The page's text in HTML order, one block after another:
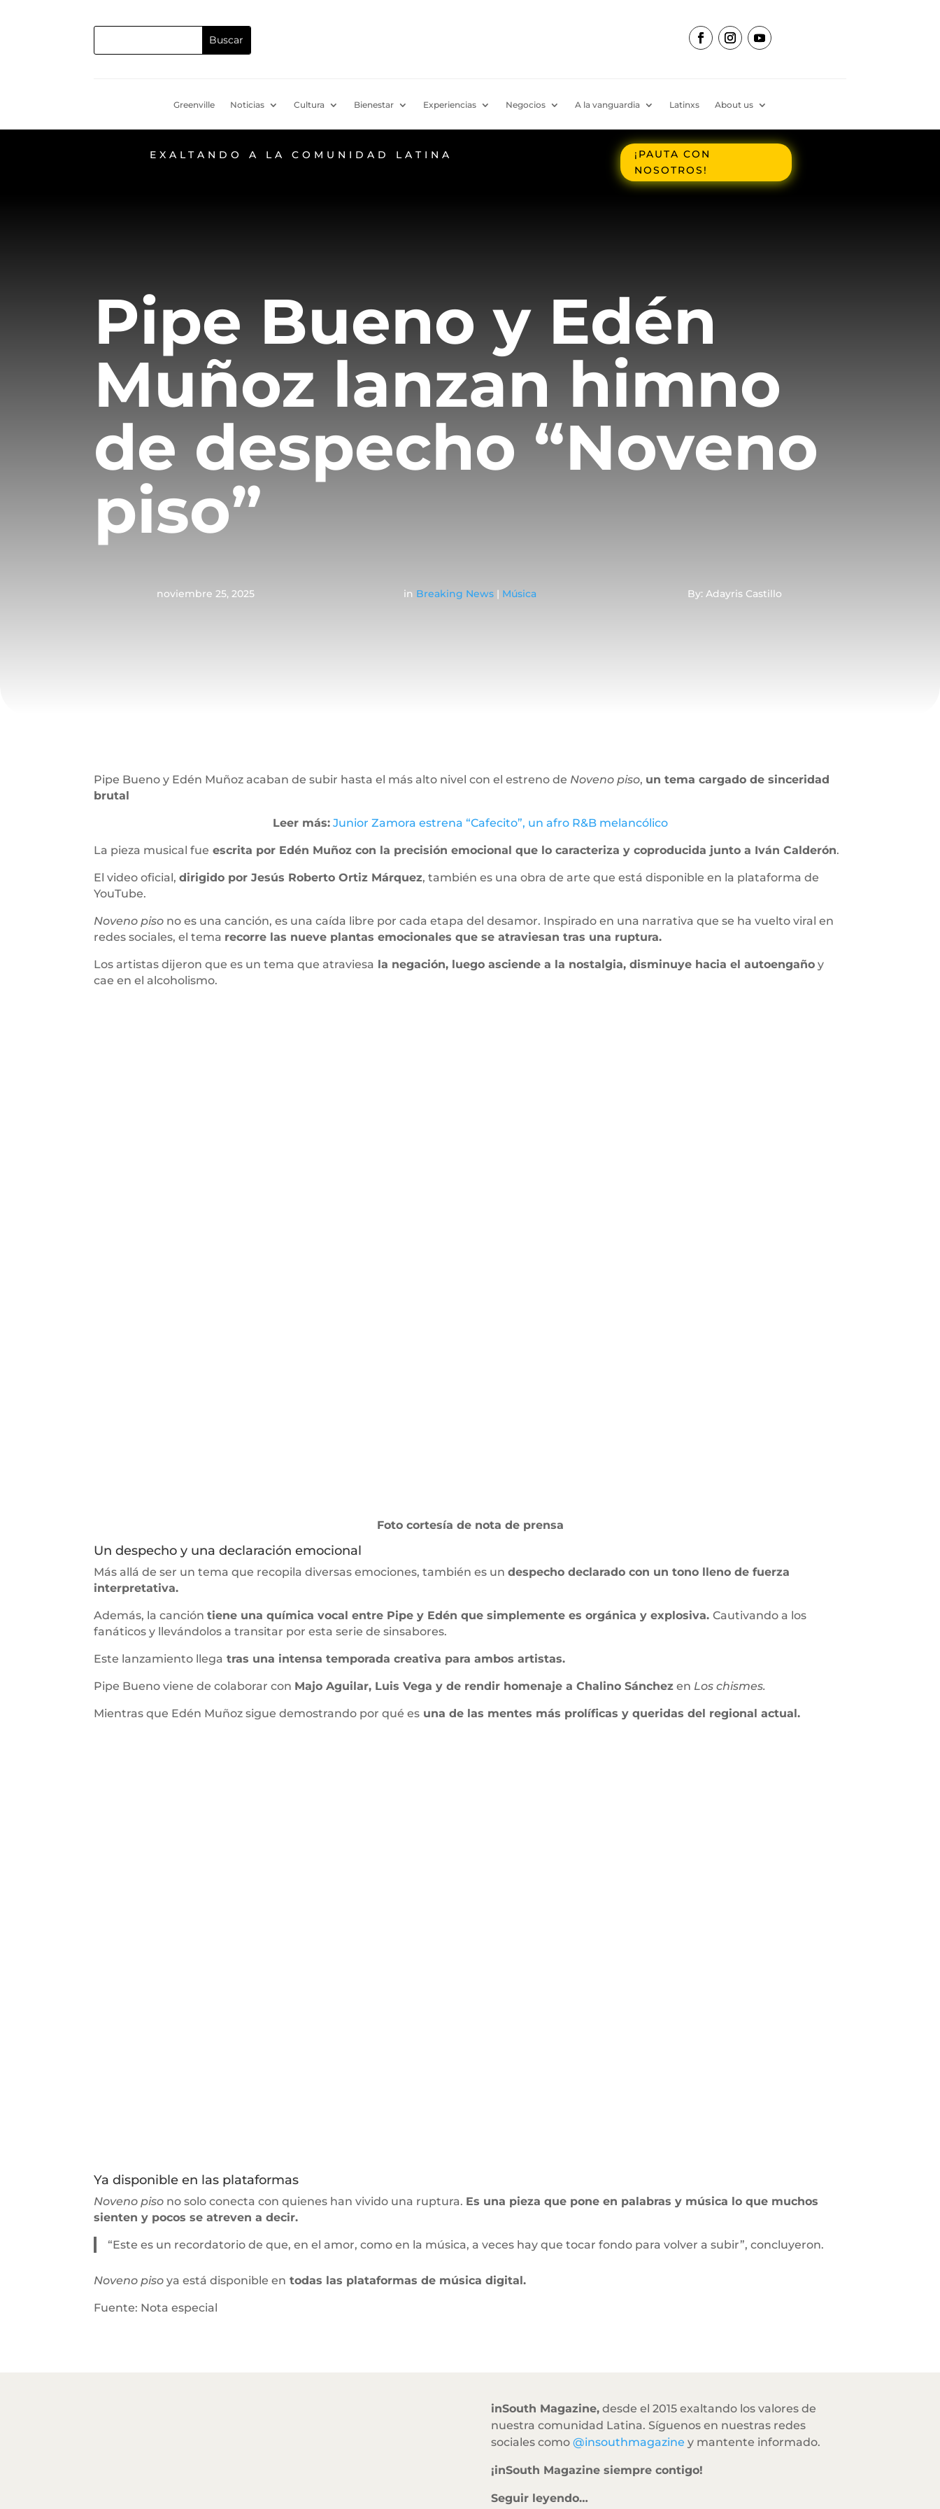
Greenville Noticias Cultura Bienestar Experiencias Negocios A la vanguardia Latinxs About us
EXALTANDO A LA COMUNIDAD LATINA
¡PAUTA CON
NOSOTROS!
Pipe Bueno y Edén
Muñoz lanzan himno
de despecho “Noveno
piso”
noviembre 25, 2025 in Breaking News| Música By: Adayris Castillo
Pipe Bueno y Edén Muñoz acaban de subir hasta el más alto nivel con el estreno de Noveno piso, un tema cargado de sinceridad
brutal
Leer más: Junior Zamora estrena “Cafecito”, un afro R&B melancólico
La pieza musical fue escrita por Edén Muñoz con la precisión emocional que lo caracteriza y coproducida junto a Iván Calderón.
El video oficial,dirigido por Jesús Roberto Ortiz Márquez, también es una obra de arte que está disponible en la plataforma de
YouTube.
Noveno piso no es una canción, es una caída libre por cada etapa del desamor. Inspirado en una narrativa que se ha vuelto viral en
redes sociales, el tema recorre las nueve plantas emocionales que se atraviesan tras una ruptura.
Los artistas dijeron que es un tema que atraviesa la negación, luego asciende a la nostalgia, disminuye hacia el autoengaño y
cae en el alcoholismo.
Foto cortesía de nota de prensa
Un despecho y una declaración emocional
Más allá de ser un tema que recopila diversas emociones, también es undespecho declarado con un tono lleno de fuerza
interpretativa.
Además, la cancióntiene una química vocal entre Pipe y Edén que simplemente es orgánica y explosiva.Cautivando a los
fanáticos y llevándolos a transitar por esta serie de sinsabores.
Este lanzamiento llega tras una intensa temporada creativa para ambos artistas.
Pipe Bueno viene de colaborar con Majo Aguilar, Luis Vega y de rendir homenaje a Chalino Sánchez en Los chismes.
Mientras que Edén Muñoz sigue demostrando por qué es una de las mentes más prolíficas y queridas del regional actual.
Ya disponible en las plataformas
Noveno piso no solo conecta con quienes han vivido una ruptura. Es una pieza que pone en palabras y música lo que muchos
sienten y pocos se atreven a decir.
“Este es un recordatorio de que, en el amor, como en la música, a veces hay que tocar fondo para volver a subir”, concluyeron.
Noveno pisoya está disponible en todas las plataformas de música digital.
Fuente: Nota especial
inSouth Magazine,desde el 2015 exaltando los valores de
nuestra comunidad Latina. Síguenos en nuestras redes
sociales como @insouthmagazine y mantente informado.
¡inSouth Magazine siempre contigo!
Seguir leyendo…